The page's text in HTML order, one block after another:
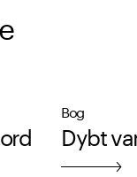
Bog
Dybt